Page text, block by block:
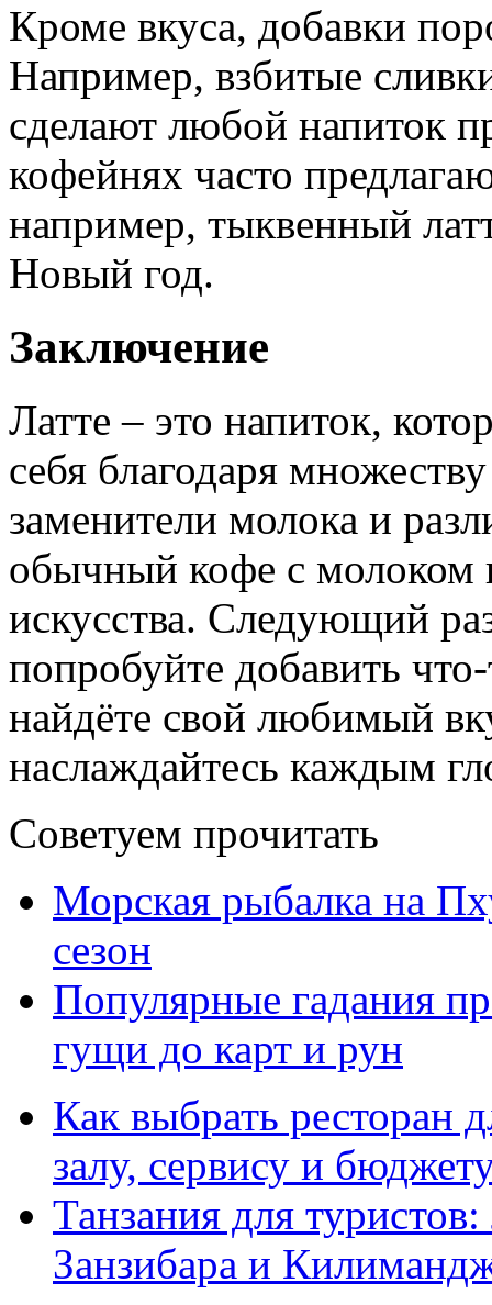
Кроме вкуса, добавки
Например, взбитые
сделают любой напиток
кофейнях часто
например, тыквенный
Новый год.
Заключение
Латте – это напиток,
себя благодаря
заменители молока и
обычный кофе с молоком
искусства. Следующий
попробуйте добавить
найдёте свой любимый
наслаждайтесь каждым
Советуем прочитать
Морская рыбалка на
сезон
Популярные гадания
гущи до карт и рун
Как выбрать ресторан
залу, сервису и
Танзания для
Занзибара и